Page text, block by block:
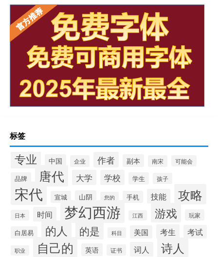
标签
专业 中国 企业 作者 副本 南宋 可能会
品牌 唐代 大学 学校 学生 孩子
宋代 宣城 山阴 您的 手机 技能 攻略
日本 时间 梦幻西游 江西 游戏 玩家
白居易 的人 的是 科目 美国 考生 考试
职业 自己的 英语 证书 词人 诗人